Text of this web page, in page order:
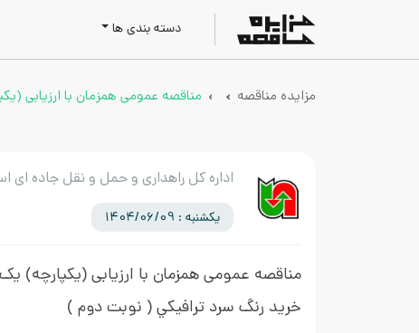
دسته بندی ها
مزایده مناقصه مناقصه عمومی همزمان با ارزیابی
اداره کل راهداری و حمل و نقل جاده ای
یکشنبه : 1404/06/09
مناقصه عمومی همزمان با ارزیابی (یکپارچه)
خريد رنگ سرد ترافيكي( نوبت دوم )